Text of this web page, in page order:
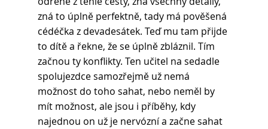
zná to úplně perfektně, tady má pověšená
cédéčka z devadesátek. Teď mu tam přijde
to dítě a řekne, že se úplně zbláznil. Tím
začnou ty konflikty. Ten učitel na sedadle
spolujezdce samozřejmě už nemá
možnost do toho sahat, nebo neměl by
mít možnost, ale jsou i příběhy, kdy
najednou on už je nervózní a začne sahat